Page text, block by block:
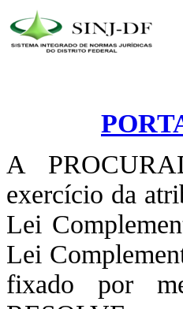
A
exercício da
Lei
Lei
fixado por